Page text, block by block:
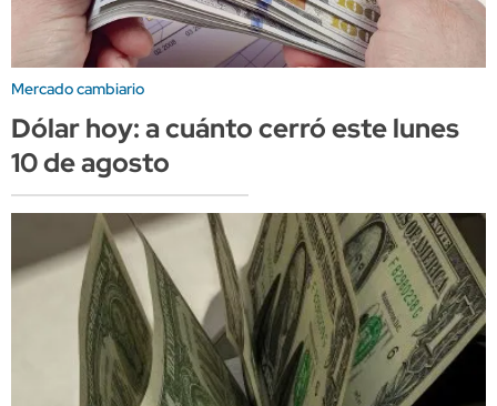
Mercado cambiario
Dólar hoy: a cuánto cerró este lunes
10 de agosto